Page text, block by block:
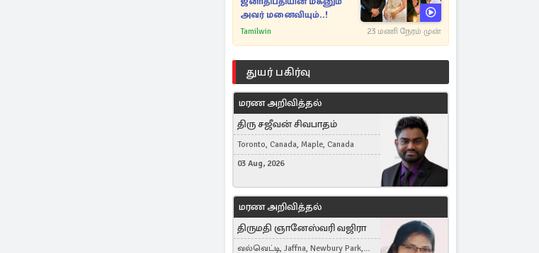
அவர் மனைவியும்..!
Tamilwin 23 மணி நேரம் முன்
துயர் பகிர்வு
மரண அறிவித்தல்
திரு சஜீவன் சிவபாதம்
Toronto, Canada, Maple, Canada
03 Aug, 2026
மரண அறிவித்தல்
திருமதி ஞானேஸ்வரி வஜிரா
வல்வெட்டி, Jaffna, Newbury Park,